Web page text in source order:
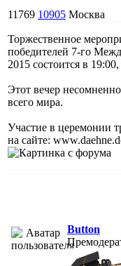
11769 10905 Москва
Торжественное
победителей 7-го
2015 состоится в
Этот вечер
всего мира.
Участие в церемонии
на сайте:
Button